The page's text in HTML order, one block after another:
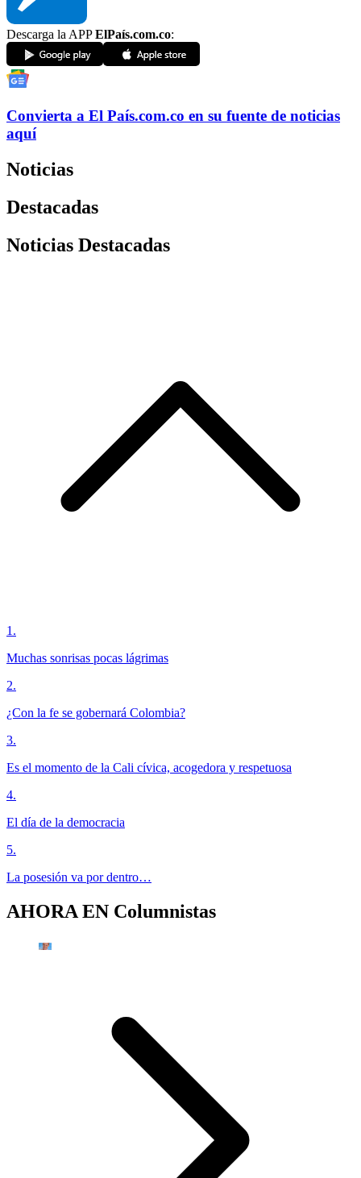
Descarga la APPElPaís.com.co:
Convierta a El País.com.co en su fuente de noticias
aquí
Noticias
Destacadas
Noticias Destacadas
1 .
Muchas sonrisas pocas lágrimas
2.
¿Con la fe se gobernará Colombia?
3.
Es el momento de la Cali cívica, acogedora y respetuosa
4.
El día de la democracia
5.
La posesión va por dentro…
AHORA EN Columnistas